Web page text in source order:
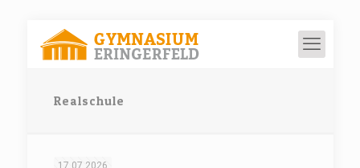
Realschule
17.07.2026